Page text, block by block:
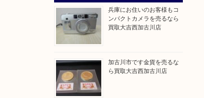
兵庫にお住いのお客様もコ
ンパクトカメラを売るなら
買取大吉西加古川店
加古川市です金貨を売るな
ら買取大吉西加古川店